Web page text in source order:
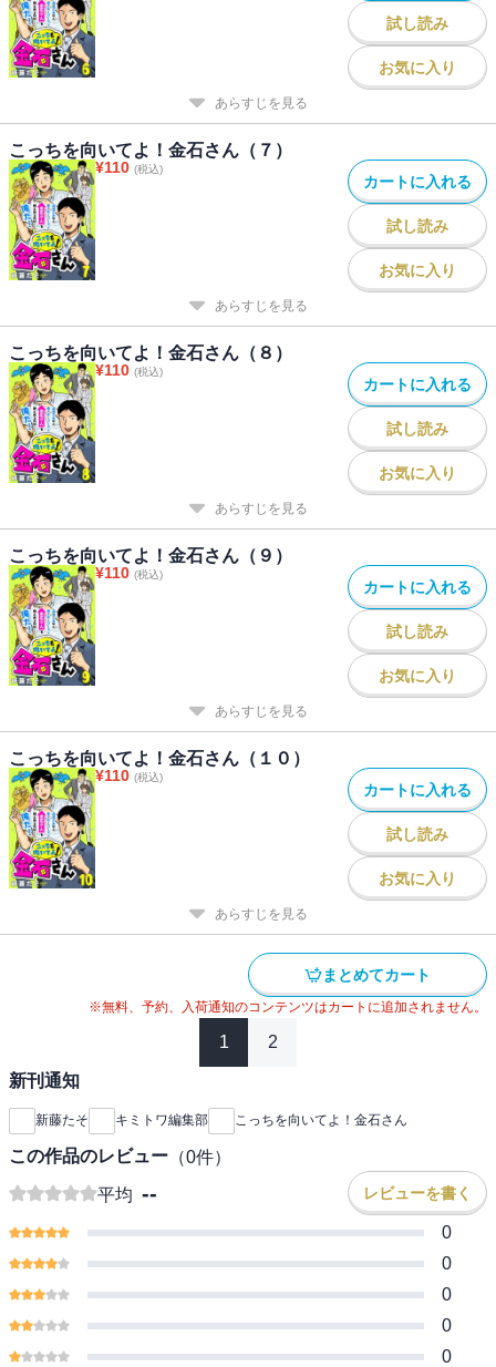
試し読み
お気に入り
あらすじを見る
こっちを向いてよ！金石さん（７）
¥110 (税込)
カートに入れる
試し読み
お気に入り
あらすじを見る
こっちを向いてよ！金石さん（８）
¥110 (税込)
カートに入れる
試し読み
お気に入り
あらすじを見る
こっちを向いてよ！金石さん（９）
¥110 (税込)
カートに入れる
試し読み
お気に入り
あらすじを見る
こっちを向いてよ！金石さん（１０）
¥110 (税込)
カートに入れる
試し読み
お気に入り
あらすじを見る
まとめてカート
※無料、予約、入荷通知のコンテンツはカートに追加されません。
1 2
新刊通知
新藤たそ キミトワ編集部 こっちを向いてよ！金石さん
この作品のレビュー （0件）
平均 -- レビューを書く
0
0
0
0
0